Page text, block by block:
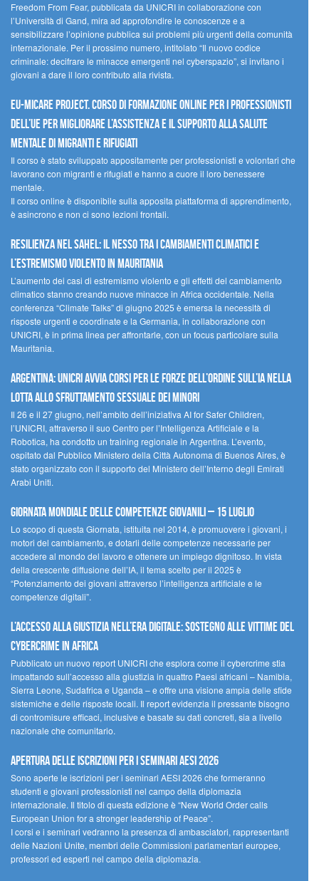
Freedom From Fear, pubblicata da UNICRI in collaborazione con
l’Università di Gand, mira ad approfondire le conoscenze e a
sensibilizzare l’opinione pubblica sui problemi più urgenti della comunità
internazionale. Per il prossimo numero, intitolato “Il nuovo codice
criminale: decifrare le minacce emergenti nel cyberspazio”, si invitano i
giovani a dare il loro contributo alla rivista.
EU-MiCare Project. Corso di formazione online per i professionisti
dell’UE per migliorare l’assistenza e il supporto alla salute
mentale di migranti e rifugiati
Il corso è stato sviluppato appositamente per professionisti e volontari che
lavorano con migranti e rifugiati e hanno a cuore il loro benessere
mentale.
Il corso online è disponibile sulla apposita piattaforma di apprendimento,
è asincrono e non ci sono lezioni frontali.
Resilienza nel Sahel: il nesso tra i cambiamenti climatici e
l’estremismo violento in Mauritania
L’aumento dei casi di estremismo violento e gli effetti del cambiamento
climatico stanno creando nuove minacce in Africa occidentale. Nella
conferenza “Climate Talks” di giugno 2025 è emersa la necessità di
risposte urgenti e coordinate e la Germania, in collaborazione con
UNICRI, è in prima linea per affrontarle, con un focus particolare sulla
Mauritania.
Argentina: UNICRI avvia corsi per le forze dell’ordine sull’IA nella
lotta allo sfruttamento sessuale dei minori
Il 26 e il 27 giugno, nell’ambito dell’iniziativa AI for Safer Children,
l’UNICRI, attraverso il suo Centro per l’Intelligenza Artificiale e la
Robotica, ha condotto un training regionale in Argentina. L’evento,
ospitato dal Pubblico Ministero della Città Autonoma di Buenos Aires, è
stato organizzato con il supporto del Ministero dell’Interno degli Emirati
Arabi Uniti.
Giornata Mondiale delle Competenze Giovanili – 15 luglio
Lo scopo di questa Giornata, istituita nel 2014, è promuovere i giovani, i
motori del cambiamento, e dotarli delle competenze necessarie per
accedere al mondo del lavoro e ottenere un impiego dignitoso. In vista
della crescente diffusione dell’IA, il tema scelto per il 2025 è
“Potenziamento dei giovani attraverso l’intelligenza artificiale e le
competenze digitali”.
L’accesso alla giustizia nell’era digitale: sostegno alle vittime del
cybercrime in Africa
Pubblicato un nuovo report UNICRI che esplora come il cybercrime stia
impattando sull’accesso alla giustizia in quattro Paesi africani – Namibia,
Sierra Leone, Sudafrica e Uganda – e offre una visione ampia delle sfide
sistemiche e delle risposte locali. Il report evidenzia il pressante bisogno
di contromisure efficaci, inclusive e basate su dati concreti, sia a livello
nazionale che comunitario.
Apertura delle iscrizioni per i seminari AESI 2026
Sono aperte le iscrizioni per i seminari AESI 2026 che formeranno
studenti e giovani professionisti nel campo della diplomazia
internazionale. Il titolo di questa edizione è “New World Order calls
European Union for a stronger leadership of Peace”.
I corsi e i seminari vedranno la presenza di ambasciatori, rappresentanti
delle Nazioni Unite, membri delle Commissioni parlamentari europee,
professori ed esperti nel campo della diplomazia.